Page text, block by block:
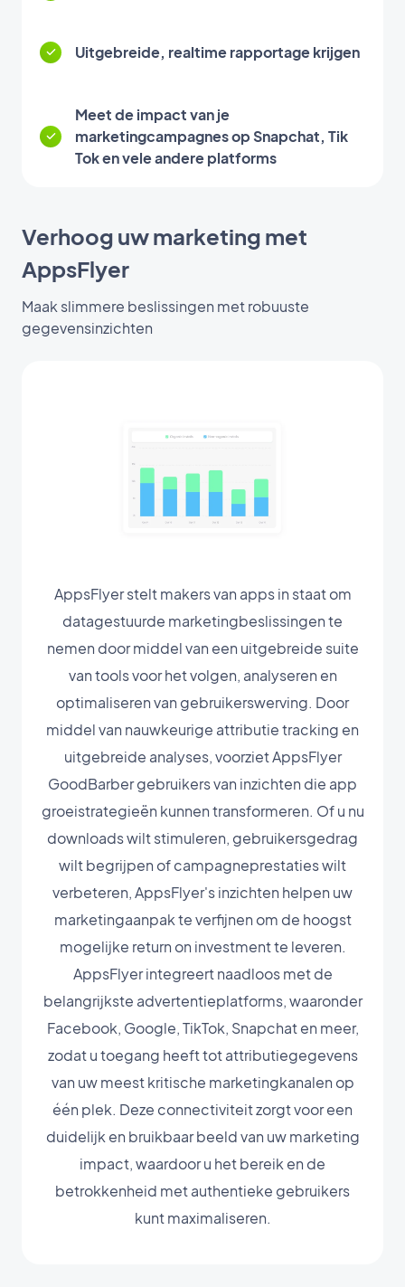
Uitgebreide, realtime rapportage krijgen
Meet de impact van je
marketingcampagnes op Snapchat, Tik
Tok en vele andere platforms
Verhoog uw marketing met
AppsFlyer
Maak slimmere beslissingen met robuuste
gegevensinzichten
AppsFlyer stelt makers van apps in staat om
datagestuurde marketingbeslissingen te
nemen door middel van een uitgebreide suite
van tools voor het volgen, analyseren en
optimaliseren van gebruikerswerving. Door
middel van nauwkeurige attributie tracking en
uitgebreide analyses, voorziet AppsFlyer
GoodBarber gebruikers van inzichten die app
groeistrategieën kunnen transformeren. Of u nu
downloads wilt stimuleren, gebruikersgedrag
wilt begrijpen of campagneprestaties wilt
verbeteren, AppsFlyer's inzichten helpen uw
marketingaanpak te verfijnen om de hoogst
mogelijke return on investment te leveren.
AppsFlyer integreert naadloos met de
belangrijkste advertentieplatforms, waaronder
Facebook, Google, TikTok, Snapchat en meer,
zodat u toegang heeft tot attributiegegevens
van uw meest kritische marketingkanalen op
één plek. Deze connectiviteit zorgt voor een
duidelijk en bruikbaar beeld van uw marketing
impact, waardoor u het bereik en de
betrokkenheid met authentieke gebruikers
kunt maximaliseren.